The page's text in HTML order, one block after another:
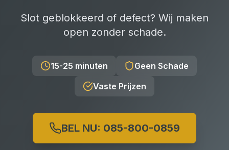
Slot geblokkeerd of defect? Wij maken
open zonder schade.
15-25 minuten
Geen Schade
Vaste Prijzen
BEL NU: 085-800-0859